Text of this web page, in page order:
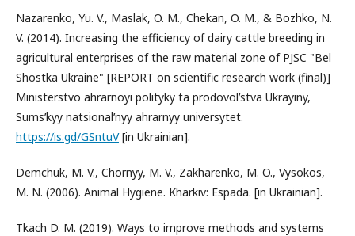
Nazarenko, Yu. V., Maslak, O. M., Chekan, O. M., & Bozhko, N.
V. (2014). Increasing the efficiency of dairy cattle breeding in
agricultural enterprises of the raw material zone of PJSC "Bel
Shostka Ukraine" [REPORT on scientific research work (final)]
Ministerstvo ahrarnoyi polityky ta prodovolʹstva Ukrayiny,
Sumsʹkyy natsionalʹnyy ahrarnyy universytet.
https://is.gd/GSntuV[in Ukrainian].
Demchuk, M. V., Chornyy, M. V., Zakharenko, M. O., Vysokos,
M. N. (2006). Animal Hygiene. Kharkiv: Espada. [in Ukrainian].
Tkach D. M. (2019). Ways to improve methods and systems